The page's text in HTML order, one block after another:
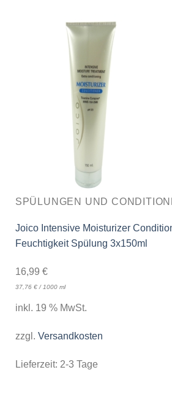
SPÜLUNGEN UND
Joico Intensive Moisturizer
Feuchtigkeit Spülung 3x150ml
16,99 €
37,76 €/ 1000 ml
inkl. 19 % MwSt.
zzgl. Versandkosten
Lieferzeit: 2-3 Tage